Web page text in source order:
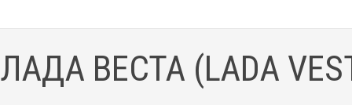
ЛАДА ВЕСТА (LADA